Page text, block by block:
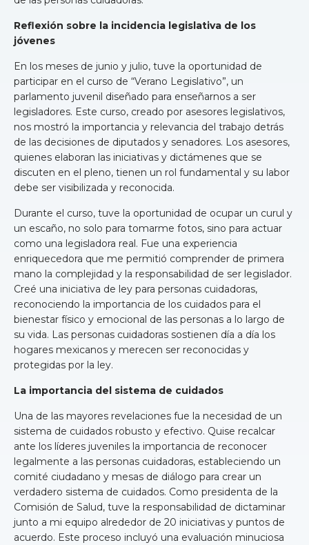
Reflexión sobre la incidencia legislativa de los
jóvenes
En los meses de junio y julio, tuve la oportunidad de
participar en el curso de “Verano Legislativo”, un
parlamento juvenil diseñado para enseñarnos a ser
legisladores. Este curso, creado por asesores legislativos,
nos mostró la importancia y relevancia del trabajo detrás
de las decisiones de diputados y senadores. Los asesores,
quienes elaboran las iniciativas y dictámenes que se
discuten en el pleno, tienen un rol fundamental y su labor
debe ser visibilizada y reconocida.
Durante el curso, tuve la oportunidad de ocupar un curul y
un escaño, no solo para tomarme fotos, sino para actuar
como una legisladora real. Fue una experiencia
enriquecedora que me permitió comprender de primera
mano la complejidad y la responsabilidad de ser legislador.
Creé una iniciativa de ley para personas cuidadoras,
reconociendo la importancia de los cuidados para el
bienestar físico y emocional de las personas a lo largo de
su vida. Las personas cuidadoras sostienen día a día los
hogares mexicanos y merecen ser reconocidas y
protegidas por la ley.
La importancia del sistema de cuidados
Una de las mayores revelaciones fue la necesidad de un
sistema de cuidados robusto y efectivo. Quise recalcar
ante los líderes juveniles la importancia de reconocer
legalmente a las personas cuidadoras, estableciendo un
comité ciudadano y mesas de diálogo para crear un
verdadero sistema de cuidados. Como presidenta de la
Comisión de Salud, tuve la responsabilidad de dictaminar
junto a mi equipo alrededor de 20 iniciativas y puntos de
acuerdo. Este proceso incluyó una evaluación minuciosa